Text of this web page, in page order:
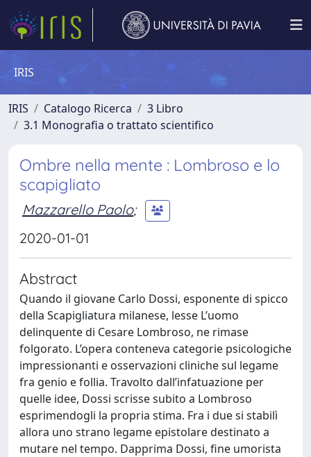
IRIS
IRIS Catalogo Ricerca
3 Libro
3.1 Monografia o trattato scientifico
Ombre nella mente : Lombroso e lo
scapigliato
Mazzarello Paolo;
2020-01-01
Abstract
Quando il giovane Carlo Dossi, esponente di spicco
della Scapigliatura milanese, lesse L’uomo
delinquente di Cesare Lombroso, ne rimase
folgorato. L’opera conteneva categorie psicologiche
impressionanti e osservazioni cliniche sul legame
fra genio e follia. Travolto dall’infatuazione per
quelle idee, Dossi scrisse subito a Lombroso
esprimendogli la propria stima. Fra i due si stabilì
allora uno strano legame epistolare destinato a
mutare nel tempo. Dapprima Dossi, fine umorista